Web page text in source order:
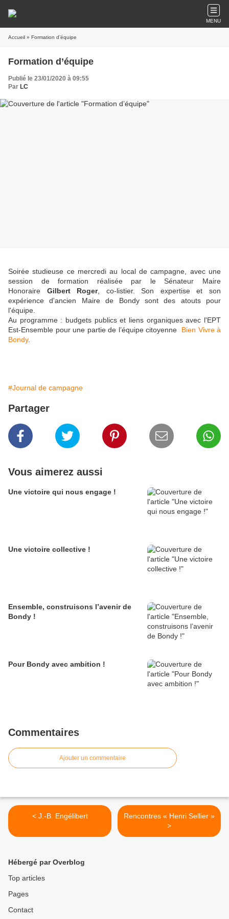
MENU
Accueil » Formation d’équipe
Formation d’équipe
Publié le 23/01/2020 à 09:55
Par LC
Soirée studieuse ce mercredi au local de campagne, avec une
session de formation réalisée par le Sénateur Maire
Honoraire Gilbert Roger, co-listier. Son expertise et son
expérience d'ancien Maire de Bondy sont des atouts pour
l'équipe.
Au programme : budgets publics et liens organiques avec l'EPT
Est-Ensemble pour une partie de l’équipe citoyenne
Bien Vivre à
Bondy.
#Journal de campagne
Partager
Vous aimerez aussi
Une victoire qui nous engage !
Une victoire collective !
Ensemble, construisons l’avenir de
Bondy !
Pour Bondy avec ambition !
Commentaires
Ajouter un commentaire
< J.-B. Engélibert
Rencontres « Henri Sellier »
>
Hébergé par Overblog
Top articles
Pages
Contact